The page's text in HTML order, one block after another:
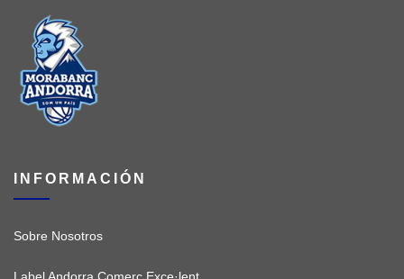
INFORMACIÓN
Sobre Nosotros